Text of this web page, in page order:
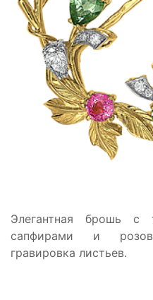
Элегантная брошь с
сапфирами и
гравировка листьев.